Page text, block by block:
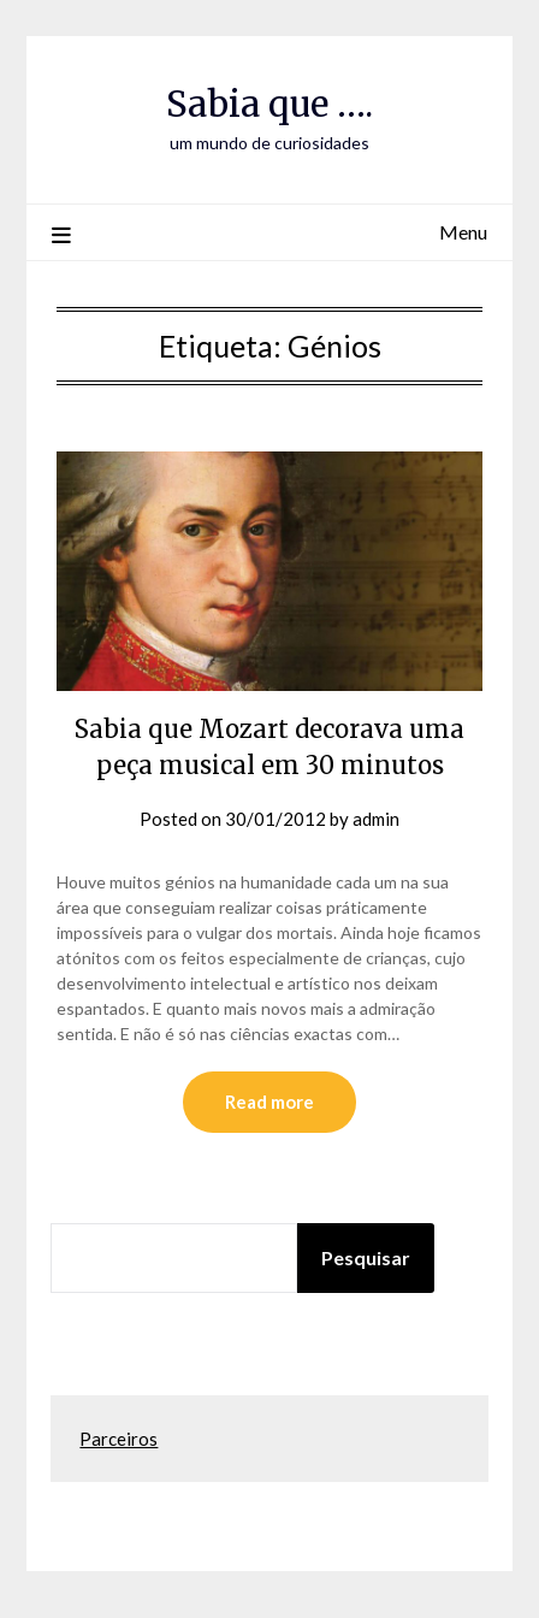
Sabia que ….
um mundo de curiosidades
Menu
Etiqueta: Génios
Sabia que Mozart decorava uma
peça musical em 30 minutos
Posted on 30/01/2012 byadmin
Houve muitos génios na humanidade cada um na sua
área que conseguiam realizar coisas práticamente
impossíveis para o vulgar dos mortais. Ainda hoje ficamos
atónitos com os feitos especialmente de crianças, cujo
desenvolvimento intelectual e artístico nos deixam
espantados. E quanto mais novos mais a admiração
sentida. E não é só nas ciências exactas com…
Read more
Pesquisar
Parceiros